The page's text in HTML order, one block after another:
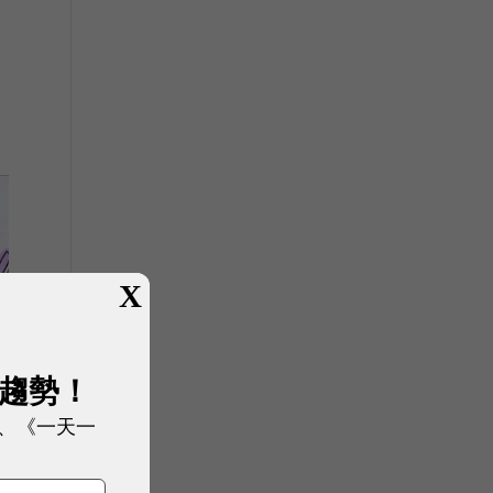
X
勢！
《一天一